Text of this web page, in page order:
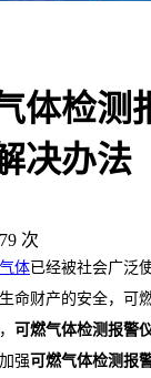
体检测
决办法
次
体已经被社会广泛
命财产的安全，可
可燃气体检测报警
强可燃气体检测报